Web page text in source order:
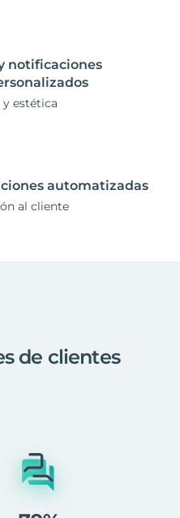
notificaciones
estética
automatizadas
al cliente
de clientes